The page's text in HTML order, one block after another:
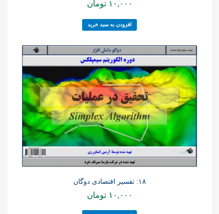
۱۰,۰۰۰ تومان
افزودن به سبد خرید
۱۸: تفسیر اقتصادی دوگان
۱۰,۰۰۰ تومان